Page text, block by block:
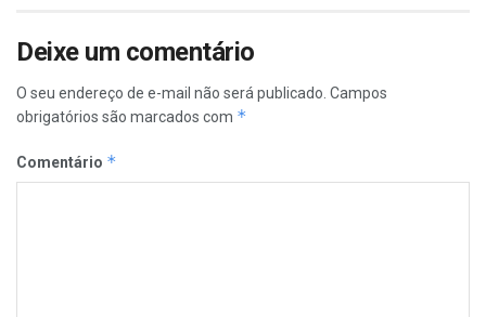
Deixe um comentário
O seu endereço de e-mail não será publicado. Campos
obrigatórios são marcados com *
Comentário *